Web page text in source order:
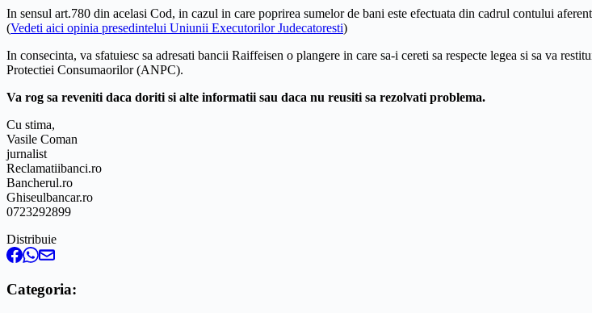
In sensul art.780 din acelasi Cod, in cazul in care poprirea sumelor de bani este efectuata din cadrul contului
(Vedeti aici opinia presedintelui Uniunii Executorilor Judecatoresti)
In consecinta, va sfatuiesc sa adresati bancii Raiffeisen o plangere in care sa-i cereti sa respecte legea si sa va
Protectiei Consumaorilor (ANPC).
Va rog sa reveniti daca doriti si alte informatii sau daca nu reusiti sa rezolvati problema.
Cu stima,
Vasile Coman
jurnalist
Reclamatiibanci.ro
Bancherul.ro
Ghiseulbancar.ro
0723292899
Distribuie
Categoria: